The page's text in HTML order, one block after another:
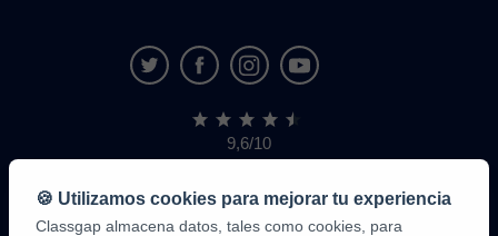
9,6/10
1.339.284
de
alumnos
🍪 Utilizamos cookies para mejorar tu experiencia
Classgap almacena datos, tales como cookies, para